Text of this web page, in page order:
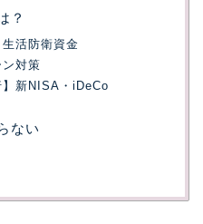
？
活防衛資金
対策
新NISA・iDeCo
ない